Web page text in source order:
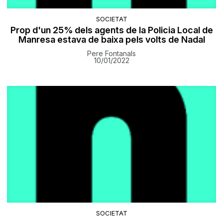
SOCIETAT
Prop d'un 25% dels agents de la Policia Local de
Manresa estava de baixa pels volts de Nadal
Pere Fontanals
10/01/2022
SOCIETAT